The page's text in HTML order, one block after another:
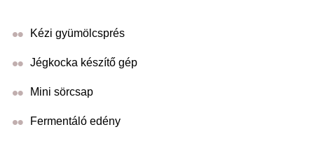
Kézi gyümölcsprés
Jégkocka készítő gép
Mini sörcsap
Fermentáló edény